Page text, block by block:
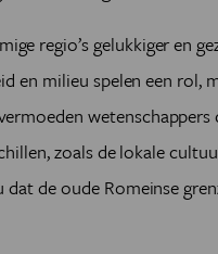
regio’s gelukkiger en
en milieu spelen een rol,
zoals de lokale
de oude Romeinse